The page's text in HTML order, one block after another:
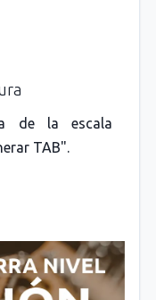
de la escala
TAB".